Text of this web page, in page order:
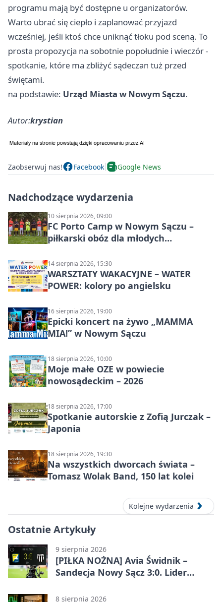
programu mają być dostępne u organizatorów.
Warto ubrać się ciepło i zaplanować przyjazd
wcześniej, jeśli ktoś chce uniknąć tłoku pod sceną. To
prosta propozycja na sobotnie popołudnie i wieczór -
spotkanie, które ma zbliżyć sądeczan tuż przed
świętami.
na podstawie: Urząd Miasta w Nowym Sączu.
Autor:krystian
Zaobserwuj nas! Facebook Google News
Nadchodzące wydarzenia
10 sierpnia 2026, 09:00
FC Porto Camp w Nowym Sączu –
piłkarski obóz dla młodych
14 sierpnia 2026, 15:30
WARSZTATY WAKACYJNE – WATER
POWER: kolory po angielsku
16 sierpnia 2026, 19:00
Epicki koncert na żywo „MAMMA
MIA!” w Nowym Sączu
18 sierpnia 2026, 10:00
Moje małe OZE w powiecie
nowosądeckim – 2026
18 sierpnia 2026, 17:00
Spotkanie autorskie z Zofią Jurczak –
Japonia
18 sierpnia 2026, 19:30
Na wszystkich dworcach świata –
Tomasz Wolak Band, 150 lat kolei
Kolejne wydarzenia
Ostatnie Artykuły
9 sierpnia 2026
[PIŁKA NOŻNA] Avia Świdnik –
Sandecja Nowy Sącz 3:0. Lider
sądeczan
8 sierpnia 2026